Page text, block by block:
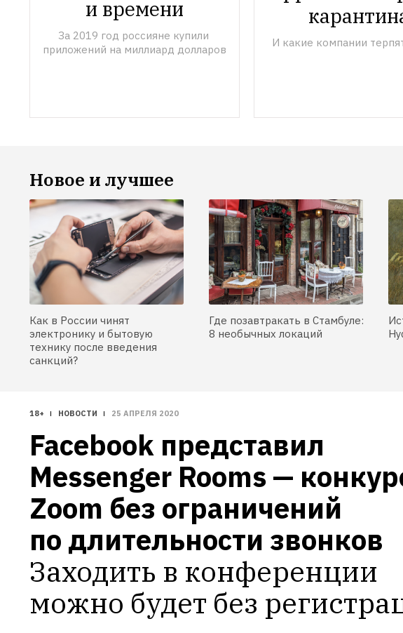
и времени
За 2019 год россияне купили
приложений на миллиард долларов
И какие компании
Новое и лучшее
Как в России чинят
электронику и бытовую
технику после введения
санкций?
Где позавтракать в Стамбуле:
8 необычных локаций
18+ НОВОСТИ 25 АПРЕЛЯ 2020
Facebook представил
Messenger Rooms —
Zoom без ограничений
по длительности звонков
Заходить в конференции
можно будет без